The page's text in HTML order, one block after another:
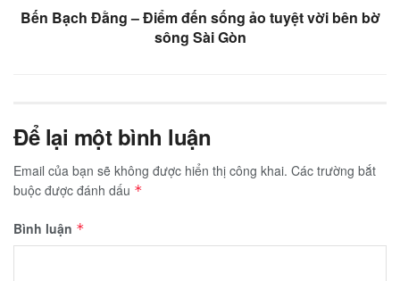
Bến Bạch Đằng – Điểm đến sống ảo tuyệt vời bên bờ
sông Sài Gòn
Để lại một bình luận
Email của bạn sẽ không được hiển thị công khai. Các trường bắt
buộc được đánh dấu *
Bình luận *